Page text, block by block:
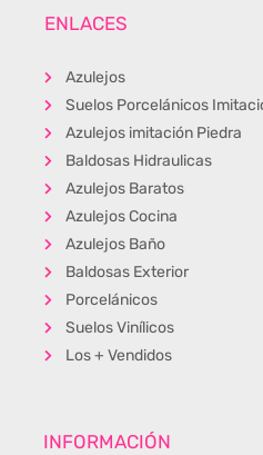
ENLACES
Azulejos
Suelos Porcelánicos
Azulejos imitación Piedra
Baldosas Hidraulicas
Azulejos Baratos
Azulejos Cocina
Azulejos Baño
Baldosas Exterior
Porcelánicos
Suelos Vinílicos
Los + Vendidos
INFORMACIÓN